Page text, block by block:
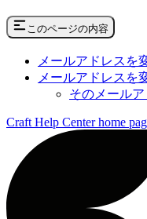
このページの内容
メールアドレスを
メールアドレスを
そのメール
Craft Help Centerhome